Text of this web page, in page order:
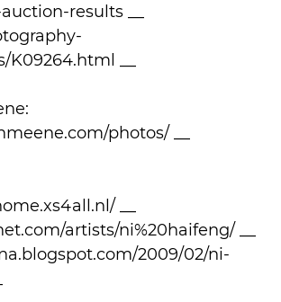
results __
__
photos/ __
__
artists/ni%20haifeng/ __
2009/02/ni-